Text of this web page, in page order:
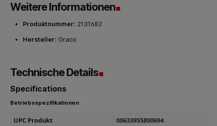
Weitere Informationen
Produktnummer: 2131682
Hersteller: Graco
Technische Details
Specifications
Betriebsspezifikationen
UPC Produkt
00633955800694